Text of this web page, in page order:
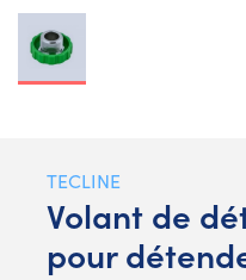
TECLINE
Volant de
pour